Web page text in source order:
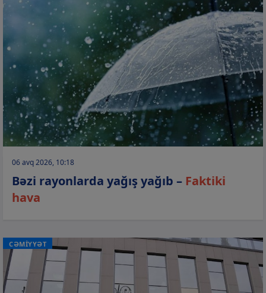
06 avq 2026, 10:18
Bəzi rayonlarda yağış yağıb – Faktiki
hava
CƏMİYYƏT